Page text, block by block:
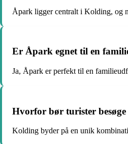
Åpark ligger centralt i Kolding, og
Er Åpark egnet til en
Ja, Åpark er perfekt til en
Hvorfor bør turister
Kolding byder på en unik